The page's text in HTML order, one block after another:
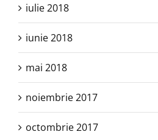
iulie 2018
iunie 2018
mai 2018
noiembrie 2017
octombrie 2017